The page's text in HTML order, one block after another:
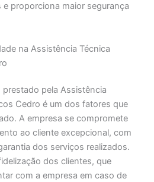
proporciona maior segurança
na Assistência Técnica
pela Assistência
Cedro é um dos fatores que
A empresa se compromete
ao cliente excepcional, com
dos serviços realizados.
dos clientes, que
com a empresa em caso de